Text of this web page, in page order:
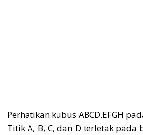
Perhatikan kubus ABCD.EFGH
Titik A, B, C, dan D terletak pada